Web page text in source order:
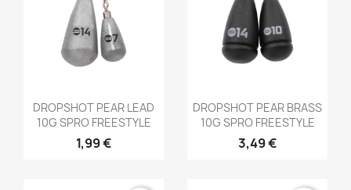
Aperçu rapide
DROPSHOT PEAR LEAD
10G SPRO FREESTYLE
1,99 €
Aperçu rapide
DROPSHOT PEAR BRASS
10G SPRO FREESTYLE
3,49 €